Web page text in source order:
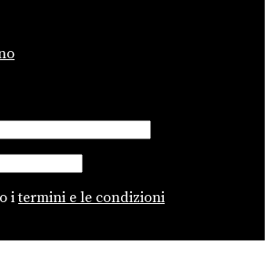
itermini e le condizioni